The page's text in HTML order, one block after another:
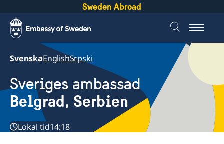
Sweden Abroad
SvenskaEnglishSrpski
Sveriges ambassad
Belgrad, Serbien
Lokal tid14:18